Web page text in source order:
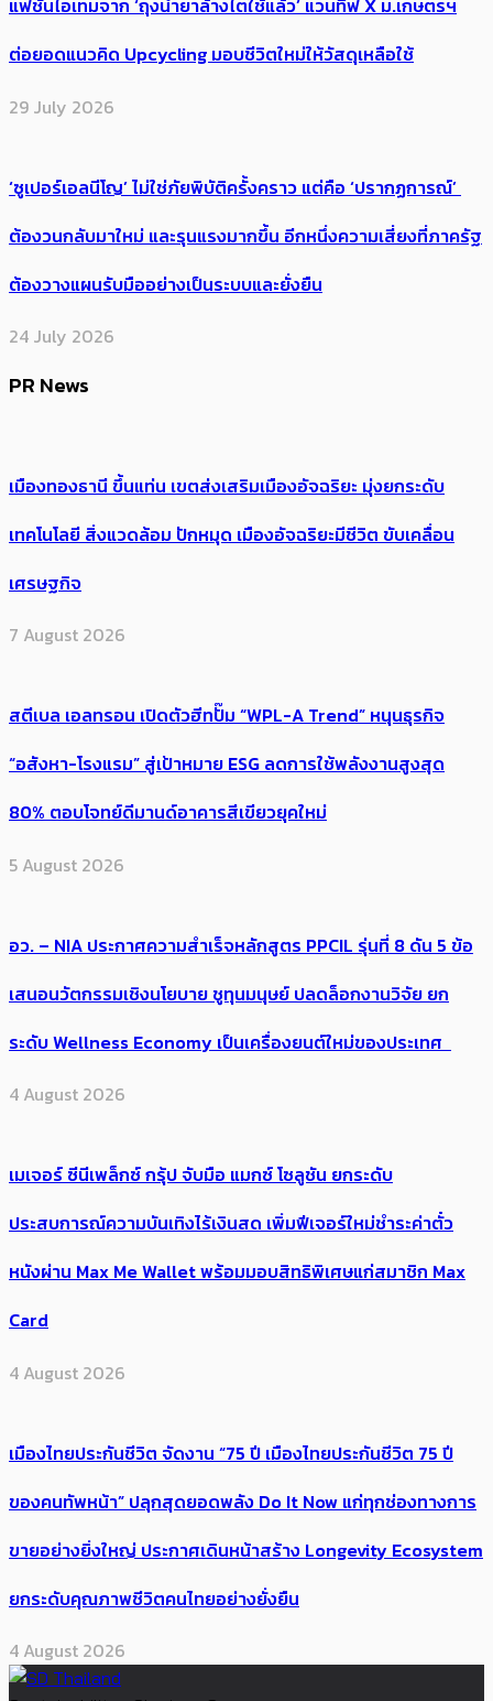
แฟชั่นไอเทมจาก ‘ถุงน้ำยาล้างไตใช้แล้ว’ แวนทีฟ X ม.เกษตรฯ
ต่อยอดแนวคิด Upcycling มอบชีวิตใหม่ให้วัสดุเหลือใช้
29 July 2026
‘ซูเปอร์เอลนีโญ’ ไม่ใช่ภัยพิบัติครั้งคราว แต่คือ ‘ปรากฏการณ์’ ​
ต้อง​วนกลับมาใหม่ และรุนแรงมากขึ้น อีกหนึ่งความเสี่ยงที่ภาครัฐ
ต้องวางแผนรับมืออย่างเป็นระบบและยั่งยืน
24 July 2026
PR News
เมืองทองธานี ขึ้นแท่น เขตส่งเสริมเมืองอัจฉริยะ มุ่งยกระดับ
เทคโนโลยี สิ่งแวดล้อม ปักหมุด เมืองอัจฉริยะมีชีวิต ขับเคลื่อน
เศรษฐกิจ
7 August 2026
สตีเบล เอลทรอน เปิดตัวฮีทปั๊ม “WPL-A Trend” หนุนธุรกิจ
“อสังหา-โรงแรม” สู่เป้าหมาย ESG ลดการใช้พลังงานสูงสุด
80% ตอบโจทย์ดีมานด์อาคารสีเขียวยุคใหม่
5 August 2026
อว. – NIA ประกาศความสำเร็จหลักสูตร PPCIL รุ่นที่ 8 ดัน 5 ข้อ
เสนอนวัตกรรมเชิงนโยบาย ชูทุนมนุษย์ ปลดล็อกงานวิจัย ยก
ระดับ Wellness Economy เป็นเครื่องยนต์ใหม่ของประเทศ
4 August 2026
เมเจอร์ ซีนีเพล็กซ์ กรุ้ป จับมือ แมกซ์ โซลูชัน ยกระดับ
ประสบการณ์ความบันเทิงไร้เงินสด เพิ่มฟีเจอร์ใหม่ชำระค่าตั๋ว
หนังผ่าน Max Me Wallet พร้อมมอบสิทธิพิเศษแก่สมาชิก Max
Card
4 August 2026
เมืองไทยประกันชีวิต จัดงาน “75 ปี เมืองไทยประกันชีวิต 75 ปี
ของคนทัพหน้า” ปลุกสุดยอดพลัง Do It Now แก่ทุกช่องทางการ
ขายอย่างยิ่งใหญ่ ประกาศเดินหน้าสร้าง Longevity Ecosystem
ยกระดับคุณภาพชีวิตคนไทยอย่างยั่งยืน
4 August 2026